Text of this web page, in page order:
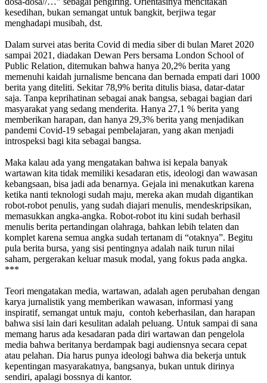
kesedihan, bukan semangat untuk bangkit, berjiwa tegar
menghadapi musibah, dst.
Dalam survei atas berita Covid di media siber di bulan Maret 2020
sampai 2021, diadakan Dewan Pers bersama London School of
Public Relation, ditemukan bahwa hanya 20,2% berita yang
memenuhi kaidah jurnalisme bencana dan bernada empati dari 1000
berita yang diteliti. Sekitar 78,9% berita ditulis biasa, datar-datar
saja. Tanpa keprihatinan sebagai anak bangsa, sebagai bagian dari
masyarakat yang sedang menderita. Hanya 27,1 % berita yang
memberikan harapan, dan hanya 29,3% berita yang menjadikan
pandemi Covid-19 sebagai pembelajaran, yang akan menjadi
introspeksi bagi kita sebagai bangsa.
Maka kalau ada yang mengatakan bahwa isi kepala banyak
wartawan kita tidak memiliki kesadaran etis, ideologi dan wawasan
kebangsaan, bisa jadi ada benarnya. Gejala ini menakutkan karena
ketika nanti teknologi sudah maju, mereka akan mudah digantikan
robot-robot penulis, yang sudah diajari menulis, mendeskripsikan,
memasukkan angka-angka. Robot-robot itu kini sudah berhasil
menulis berita pertandingan olahraga, bahkan lebih telaten dan
komplet karena semua angka sudah tertanam di “otaknya”. Begitu
pula berita bursa, yang sisi pentingnya adalah naik turun nilai
saham, pergerakan keluar masuk modal, yang fokus pada angka.
***
Teori mengatakan media, wartawan, adalah agen perubahan dengan
karya jurnalistik yang memberikan wawasan, informasi yang
inspiratif, semangat untuk maju, contoh keberhasilan, dan harapan
bahwa sisi lain dari kesulitan adalah peluang. Untuk sampai di sana
memang harus ada kesadaran pada diri wartawan dan pengelola
media bahwa beritanya berdampak bagi audiensnya secara cepat
atau pelahan. Dia harus punya ideologi bahwa dia bekerja untuk
kepentingan masyarakatnya, bangsanya, bukan untuk dirinya
sendiri, apalagi bossnya di kantor.